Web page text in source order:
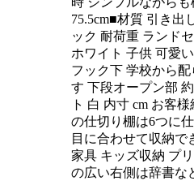
75.5cm■材質 引き出
ック 耐荷重 ランド
ホワイト 子供 可愛
フック下 学校から
す 下段オープン部
ト 白 内寸 cm お客
の仕切り棚は6つに
目に合わせて収納で
家具 キッズ収納 プ
の広い右側は辞書な